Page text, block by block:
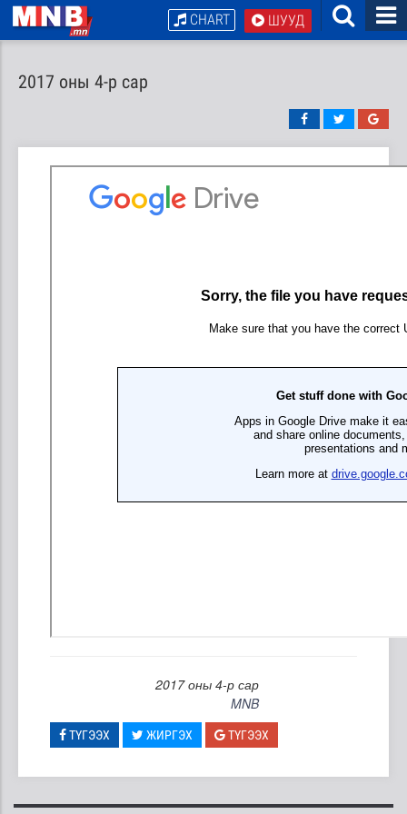
ШУУД
CHART
2017 оны 4-р сар
2017 оны 4-р сар
MNB
ТҮГЭЭХ ЖИРГЭХ ТҮГЭЭХ